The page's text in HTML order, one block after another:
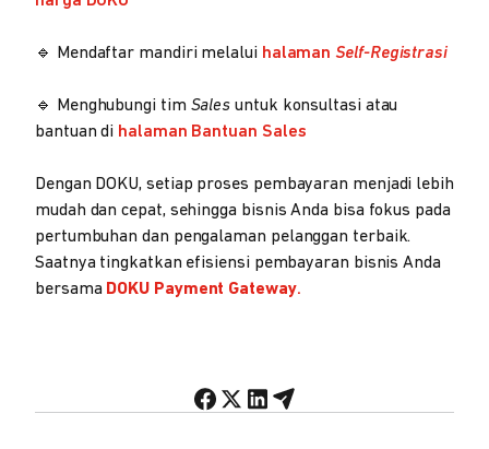
🔹 Mendaftar mandiri melalui halamanSelf-Registrasi
🔹 Menghubungi tim Sales untuk konsultasi atau
bantuan di halaman Bantuan Sales
Dengan DOKU, setiap proses pembayaran menjadi lebih
mudah dan cepat, sehingga bisnis Anda bisa fokus pada
pertumbuhan dan pengalaman pelanggan terbaik.
Saatnya tingkatkan efisiensi pembayaran bisnis Anda
bersama DOKU Payment Gateway.